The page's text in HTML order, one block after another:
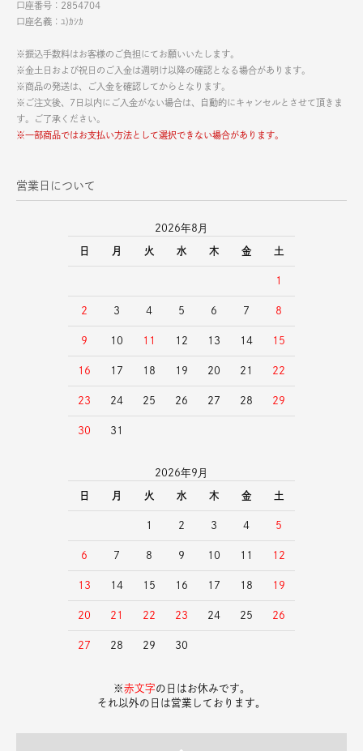
口座番号：2854704
口座名義：ﾕ)ｶｼｶ
※振込手数料はお客様のご負担にてお願いいたします。
※金土日および祝日のご入金は週明け以降の確認となる場合があります。
※商品の発送は、ご入金を確認してからとなります。
※ご注文後、7日以内にご入金がない場合は、自動的にキャンセルとさせて頂きま
す。ご了承ください。
※一部商品ではお支払い方法として選択できない場合があります。
営業日について
2026年8月
日 月 火 水 木 金 土
1
2 3 4 5 6 7 8
9 10 11 12 13 14 15
16 17 18 19 20 21 22
23 24 25 26 27 28 29
30 31
2026年9月
日 月 火 水 木 金 土
1 2 3 4 5
6 7 8 9 10 11 12
13 14 15 16 17 18 19
20 21 22 23 24 25 26
27 28 29 30
※赤文字の日はお休みです。
それ以外の日は営業しております。